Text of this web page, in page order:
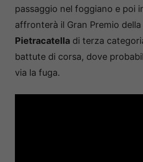
passaggio nel foggiano e poi
affronterà il Gran Premio
Pietracatella di terza
battute di corsa, dove
via la fuga.